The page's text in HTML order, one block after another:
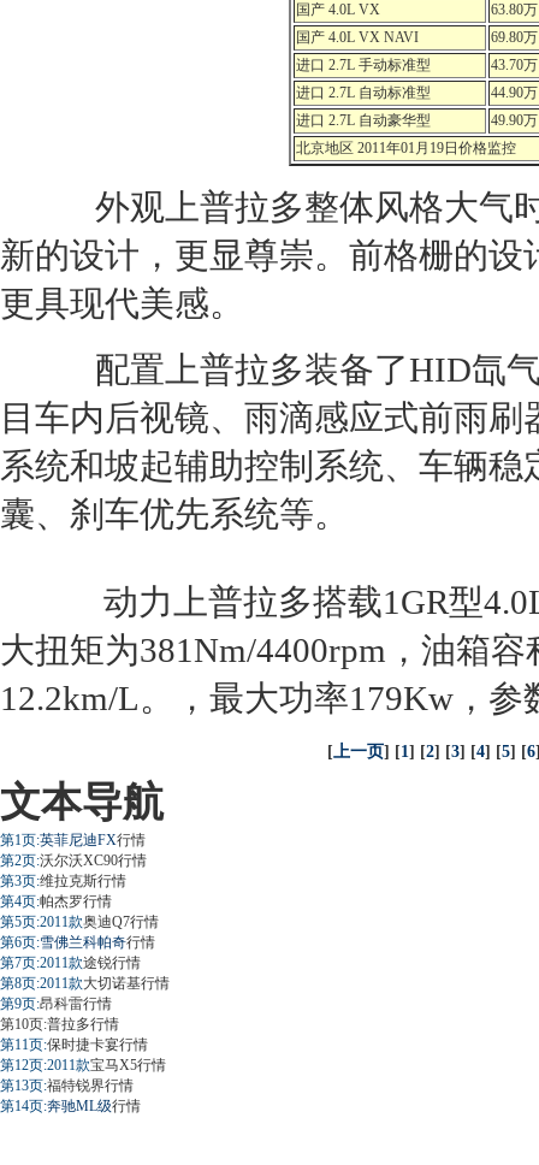
国产 4.0L VX
63.80万
国产 4.0L VX NAVI
69.80万
进口 2.7L 手动标准型
43.70万
进口 2.7L 自动标准型
44.90万
进口 2.7L 自动豪华型
49.90万
北京地区 2011年01月19日价格监控
外观上普拉多整体风格大气
新的设计，更显尊崇。前格栅的
更具现代美感。
配置上普拉多装备了HID氙
目车内后视镜、雨滴感应式前雨
系统和坡起辅助控制系统、车辆稳
囊、刹车优先系统等。
动力上普拉多搭载1GR型
大扭矩为381Nm/4400rpm，油箱
12.2km/L。，最大功率179Kw，
[上一页] [1] [2] [3] [4] [5] [6
文本导航
第1页:英菲尼迪FX行情
第2页:沃尔沃XC90行情
第3页:维拉克斯行情
第4页:帕杰罗行情
第5页:2011款奥迪Q7行情
第6页:雪佛兰科帕奇行情
第7页:2011款途锐行情
第8页:2011款大切诺基行情
第9页:昂科雷行情
第10页:普拉多行情
第11页:保时捷卡宴行情
第12页:2011款宝马X5行情
第13页:福特锐界行情
第14页:奔驰ML级行情